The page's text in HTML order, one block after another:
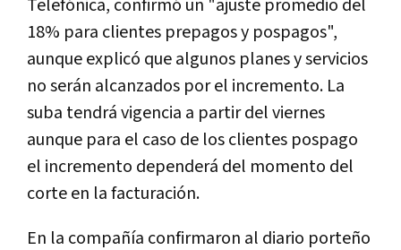
Telefónica, confirmó un "ajuste promedio del
18% para clientes prepagos y pospagos",
aunque explicó que algunos planes y servicios
no serán alcanzados por el incremento. La
suba tendrá vigencia a partir del viernes
aunque para el caso de los clientes pospago
el incremento dependerá del momento del
corte en la facturación.
En la compañía confirmaron al diario porteño